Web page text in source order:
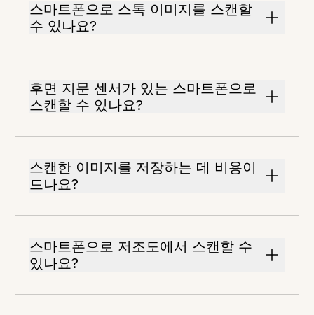
스마트폰으로 스톡 이미지를 스캔할
수 있나요?
후면 지문 센서가 있는 스마트폰으로
스캔할 수 있나요?
스캔한 이미지를 저장하는 데 비용이
드나요?
스마트폰으로 저조도에서 스캔할 수
있나요?